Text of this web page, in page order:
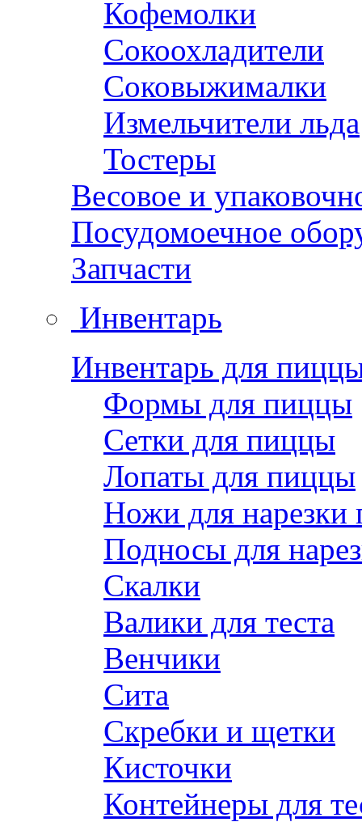
Кофемолки
Сокоохладители
Соковыжималки
Измельчители льда
Тостеры
Весовое и
Посудомоечное
Запчасти
Инвентарь
Инвентарь для
Формы для пиццы
Сетки для пиццы
Лопаты для пиццы
Ножи для нарезки
Подносы для
Скалки
Валики для теста
Венчики
Сита
Скребки и щетки
Кисточки
Контейнеры для